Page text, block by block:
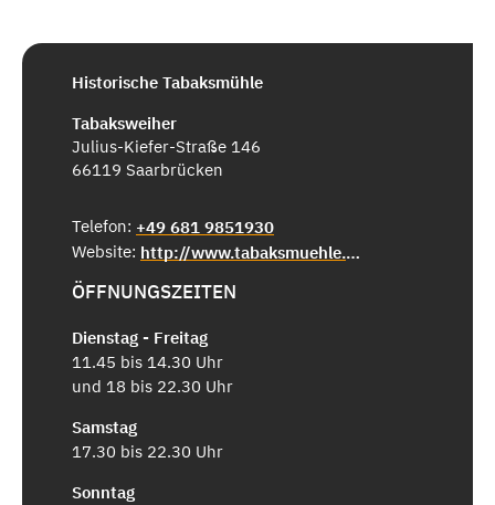
Historische Tabaksmühle
Tabaksweiher
Julius-Kiefer-Straße 146
66119 Saarbrücken
Telefon: +49 681 9851930
Website:
http://www.tabaksmuehle.de/
ÖFFNUNGSZEITEN
Dienstag - Freitag
11.45 bis 14.30 Uhr
und 18 bis 22.30 Uhr
Samstag
17.30 bis 22.30 Uhr
Sonntag